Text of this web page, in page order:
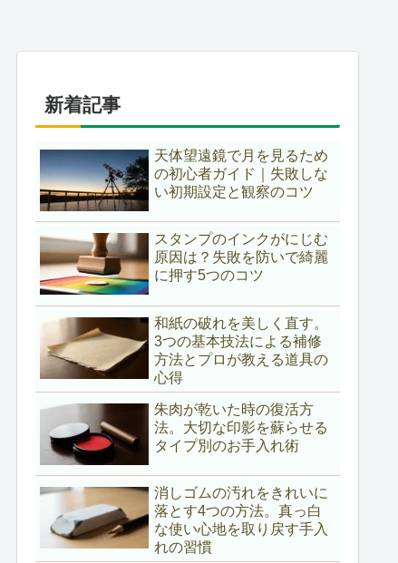
新着記事
天体望遠鏡で月を見るため
の初心者ガイド｜失敗しな
い初期設定と観察のコツ
スタンプのインクがにじむ
原因は？失敗を防いで綺麗
に押す5つのコツ
和紙の破れを美しく直す。
3つの基本技法による補修
方法とプロが教える道具の
心得
朱肉が乾いた時の復活方
法。大切な印影を蘇らせる
タイプ別のお手入れ術
消しゴムの汚れをきれいに
落とす4つの方法。真っ白
な使い心地を取り戻す手入
れの習慣